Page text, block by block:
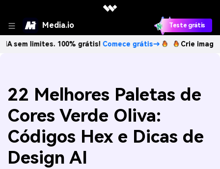
Media.io Teste grátis
100% grátis!Comece grátis→ Crie imagens com
22 Melhores Paletas de
Cores Verde Oliva:
Códigos Hex e Dicas de
Design AI